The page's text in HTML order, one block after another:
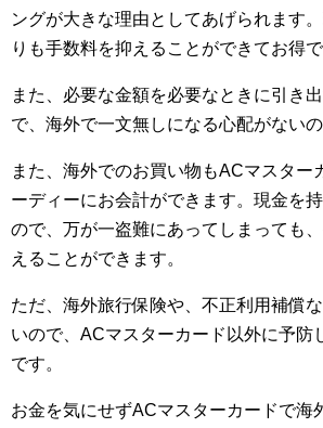
ングが大きな理由としてあげられます
りも手数料を抑えることができてお得で
また、必要な金額を必要なときに引き
で、海外で一文無しになる心配がないの
また、海外でのお買い物もACマスター
ーディーにお会計ができます。現金を
ので、万が一盗難にあってしまっても
えることができます。
ただ、海外旅行保険や、不正利用補償
いので、ACマスターカード以外に予防
です。
お金を気にせずACマスターカードで海